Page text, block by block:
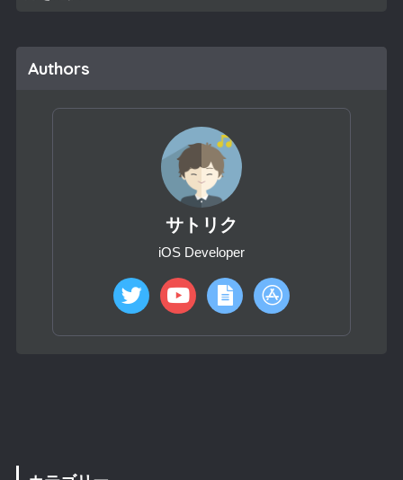
Authors
サトリク
iOS Developer